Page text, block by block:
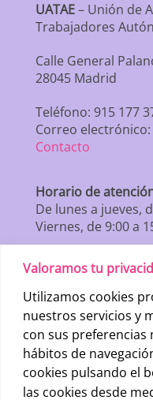
Valoramos tu
Utilizamos cookies
nuestros servicios y
con sus preferencias
hábitos de
cookies pulsando el
las cookies desde
UATAE– Unión de
Trabajadores
Calle General
28045 Madrid
Teléfono: 915 177
Correo
Contacto
Horario de
De lunes a jueves,
Viernes, de 9:00 a